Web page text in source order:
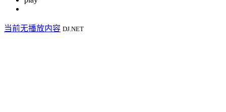
当前无播放内容 DJ.NET